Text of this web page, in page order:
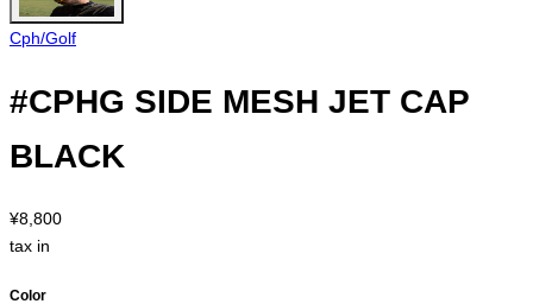
Cph/Golf
#CPHG SIDE MESH JET CAP
BLACK
¥8,800
tax in
Color